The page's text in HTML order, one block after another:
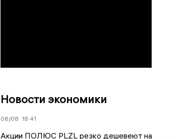
Новости экономики
06/08 18:41
Акции ПОЛЮС PLZL резко дешевеют на